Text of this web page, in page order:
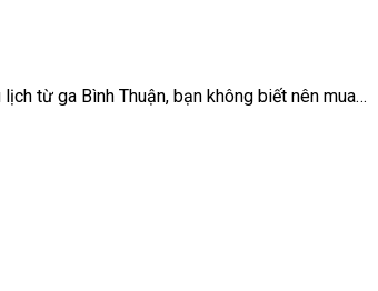
từ ga Bình Thuận, bạn không biết nên mua…